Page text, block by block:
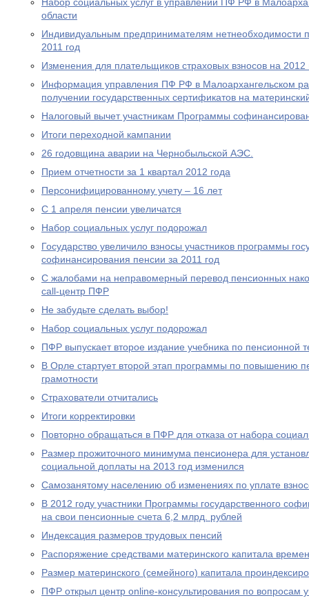
области
Индивидуальным предпринимателям нетнеобходимости
2011 год
Изменения для плательщиков страховых взносов на 2012
Информация управления ПФ РФ в Малоархангельском
получении государственных сертификатов на
Налоговый вычет участникам Программы
Итоги переходной кампании
26 годовщина аварии на Чернобыльской АЭС.
Прием отчетности за 1 квартал 2012 года
Персонифицированному учету – 16 лет
С 1 апреля пенсии увеличатся
Набор социальных услуг подорожал
Государство увеличило взносы участников программы
софинансирования пенсии за 2011 год
С жалобами на неправомерный перевод пенсионных
call-центр ПФР
Не забудьте сделать выбор!
Набор социальных услуг подорожал
ПФР выпускает второе издание учебника по пенсионной
В Орле стартует второй этап программы по повышению
грамотности
Страхователи отчитались
Итоги корректировки
Повторно обращаться в ПФР для отказа от набора
Размер прожиточного минимума пенсионера для
социальной доплаты на 2013 год изменился
Самозанятому населению об изменениях по уплате
В 2012 году участники Программы государственного
на свои пенсионные счета 6,2 млрд. рублей
Индексация размеров трудовых пенсий
Распоряжение средствами материнского капитала
Размер материнского (семейного) капитала
ПФР открыл центр online-консультирования по вопросам